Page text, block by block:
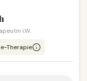
i.W.
Therapie